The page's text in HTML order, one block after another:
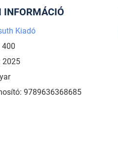
INFORMÁCIÓ
Kiadó
400
2025
9789636368685